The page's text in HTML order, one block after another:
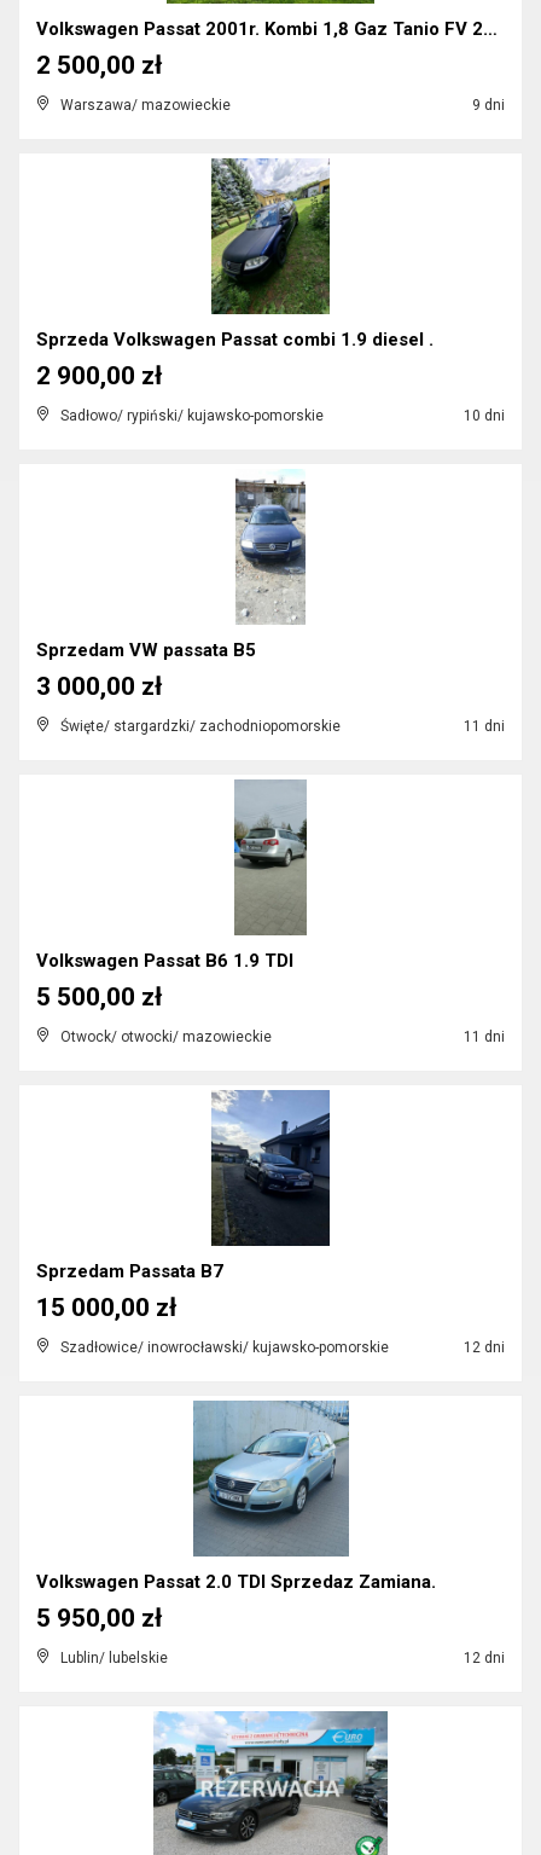
Volkswagen Passat 2001r. Kombi 1,8 Gaz Tanio FV 23...
Warszawa/ mazowieckie 9 dni
2 500,00 zł
Sprzeda Volkswagen Passat combi 1.9 diesel .
Sadłowo/ rypiński/ kujawsko-pomorskie 10 dni
2 900,00 zł
Sprzedam VW passata B5
Święte/ stargardzki/ zachodniopomorskie 11 dni
3 000,00 zł
Volkswagen Passat B6 1.9 TDI
Otwock/ otwocki/ mazowieckie 11 dni
5 500,00 zł
Sprzedam Passata B7
Szadłowice/ inowrocławski/ kujawsko-pomorskie 12 dni
15 000,00 zł
Volkswagen Passat 2.0 TDI Sprzedaz Zamiana.
Lublin/ lubelskie 12 dni
5 950,00 zł